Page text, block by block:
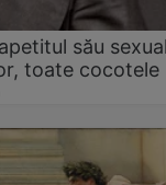
său
toate cocotele